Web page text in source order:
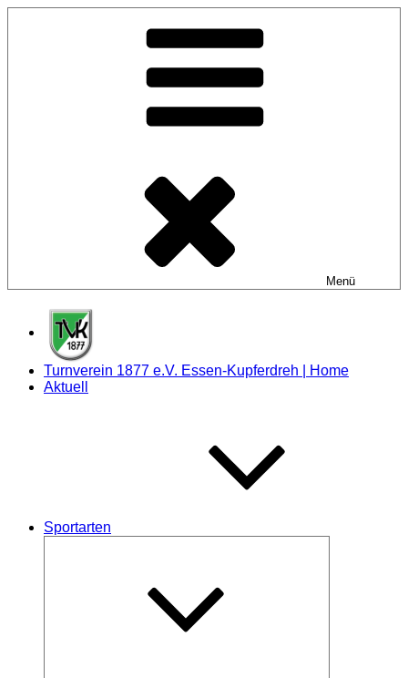
Menü
Turnverein 1877 e.V. Essen-Kupferdreh | Home
Aktuell
Sportarten